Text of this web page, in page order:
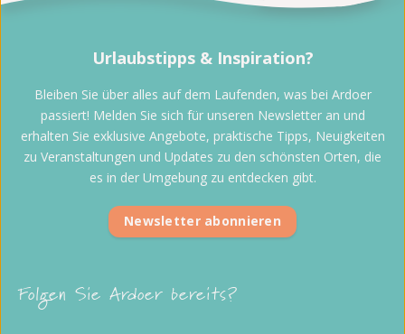
Folgen Sie Ardoer bereits?
Urlaubstipps & Inspiration?
Bleiben Sie über alles auf dem Laufenden, was bei Ardoer
passiert! Melden Sie sich für unseren Newsletter an und
erhalten Sie exklusive Angebote, praktische Tipps, Neuigkeiten
zu Veranstaltungen und Updates zu den schönsten Orten, die
es in der Umgebung zu entdecken gibt.
Newsletter abonnieren